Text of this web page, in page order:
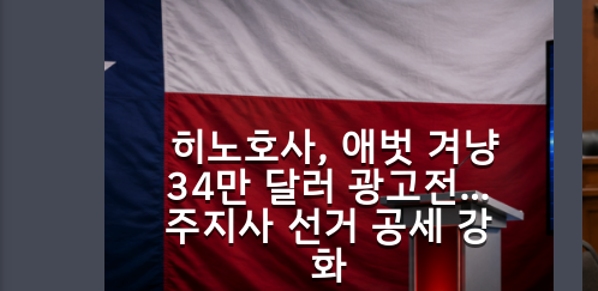
히노호사, 애벗 겨냥
34만 달러 광고전…
주지사 선거 공세 강
화